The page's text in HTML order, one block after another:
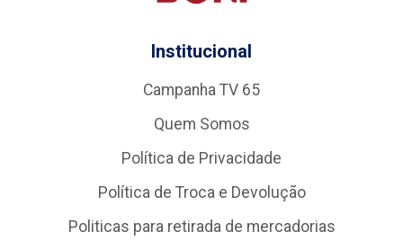
Institucional
Campanha TV 65
Quem Somos
Política de Privacidade
Política de Troca e Devolução
Politicas para retirada de mercadorias